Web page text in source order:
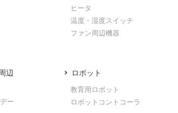
ヒータ
温度・湿度スイッチ
ファン周辺機器
辺
ー
ロボット
教育用ロボット
ロボットコントコーラ